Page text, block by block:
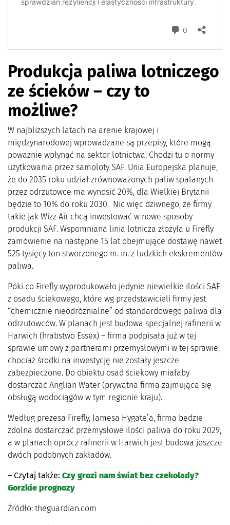
Produkcja paliwa lotniczego
ze ścieków – czy to
możliwe?
W najbliższych latach na arenie krajowej i
międzynarodowej wprowadzane są przepisy, które mogą
poważnie wpłynąć na sektor lotnictwa. Chodzi tu o normy
użytkowania przez samoloty SAF. Unia Europejska planuje,
że do 2035 roku udział zrównoważonych paliw spalanych
przez odrzutowce ma wynosić 20%, dla Wielkiej Brytanii
będzie to 10% do roku 2030. Nic więc dziwnego, że firmy
takie jak Wizz Air chcą inwestować w nowe sposoby
produkcji SAF. Wspomniana linia lotnicza złożyła u Firefly
zamówienie na następne 15 lat obejmujące dostawę nawet
525 tysięcy ton stworzonego m. in. z ludzkich ekskrementów
paliwa.
Póki co Firefly wyprodukowało jedynie niewielkie ilości SAF
z osadu ściekowego, które wg przedstawicieli firmy jest
“chemicznie nieodróżnialne” od standardowego paliwa dla
odrzutowców. W planach jest budowa specjalnej rafinerii w
Harwich (hrabstwo Essex) – firma podpisała już w tej
sprawie umowy z partnerami przemysłowymi w tej sprawie,
chociaż środki na inwestycję nie zostały jeszcze
zabezpieczone. Do obiektu osad ściekowy miałaby
dostarczać Anglian Water (prywatna firma zajmująca się
obsługą wodociągów w tym regionie kraju).
Według prezesa Firefly, Jamesa Hygate’a, firma będzie
zdolna dostarczać przemysłowe ilości paliwa do roku 2029,
a w planach oprócz rafinerii w Harwich jest budowa jeszcze
dwóch podobnych zakładów.
– Czytaj także: Czy grozi nam świat bez czekolady?
Gorzkie prognozy
Źródło: theguardian.com